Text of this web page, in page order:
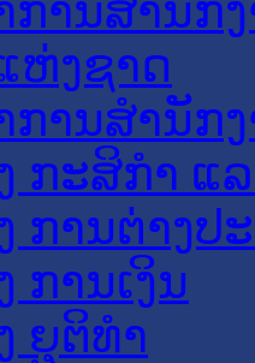
ການສໍານັກ
ຫ່ງຊາດ
ການສຳນັກ
ກະສິກຳ ແ
ການຕ່າງປ
ການເງິນ
ຍຸຕິທໍາ